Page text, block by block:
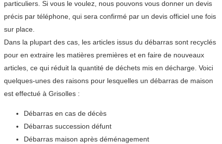
particuliers. Si vous le voulez, nous pouvons vous donner un devis
précis par téléphone, qui sera confirmé par un devis officiel une fois
sur place.
Dans la plupart des cas, les articles issus du débarras sont recyclés
pour en extraire les matières premières et en faire de nouveaux
articles, ce qui réduit la quantité de déchets mis en décharge. Voici
quelques-unes des raisons pour lesquelles un débarras de maison
est effectué à Grisolles :
Débarras en cas de décès
Débarras succession défunt
Débarras maison après déménagement